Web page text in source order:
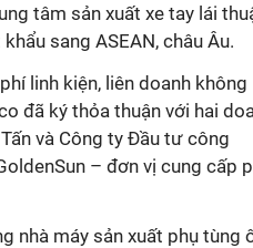
tâm sản xuất xe tay lái
sang ASEAN, châu Âu.
linh kiện, liên doanh không
đã ký thỏa thuận với hai
và Công ty Đầu tư công
– đơn vị cung cấp
nhà máy sản xuất phụ tùng